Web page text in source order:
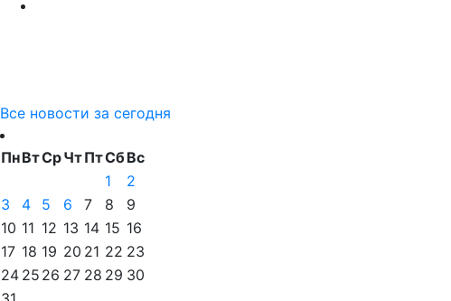
Все новости за сегодня
ПнВтСрЧтПтСбВс
1
2
3
4 5 6 7 8
9
10 11 12 13 14 15 16
17 18 19 20 21 22 23
24 25 26 27 28 29 30